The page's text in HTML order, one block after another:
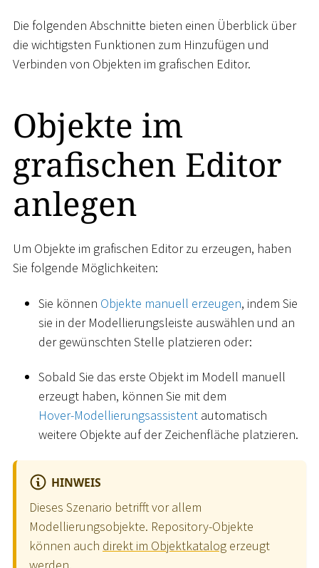
Die folgenden Abschnitte bieten einen Überblick über
die wichtigsten Funktionen zum Hinzufügen und
Verbinden von Objekten im grafischen Editor.
Objekte im
grafischen Editor
anlegen
Um Objekte im grafischen Editor zu erzeugen, haben
Sie folgende Möglichkeiten:
Sie können Objekte manuell erzeugen, indem Sie
sie in der Modellierungsleiste auswählen und an
der gewünschten Stelle platzieren oder:
Sobald Sie das erste Objekt im Modell manuell
erzeugt haben, können Sie mit dem
Hover-Modellierungsassistent automatisch
weitere Objekte auf der Zeichenfläche platzieren.
HINWEIS
Dieses Szenario betrifft vor allem
Modellierungsobjekte. Repository-Objekte
können auch direkt im Objektkatalog erzeugt